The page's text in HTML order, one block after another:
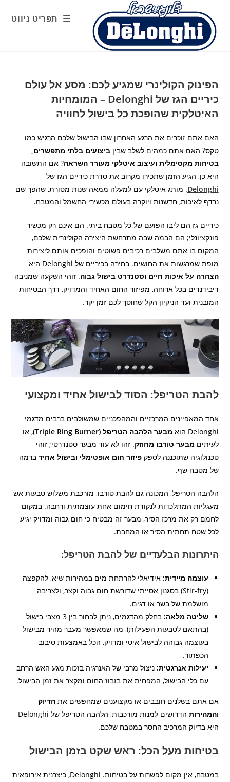
content
תפריט ניווט
הפינוק הקולינרי שמגיע לכם: מסע אל עולם
כיריים הגז של Delonghi – המומחיות
האיטלקית שהופכת כל בישול לחוויה
האם אתם זוכרים את הרגע האחרון שבו הבישול שלכם הרגיש כמו
טקס? האם אתם כמהים לשלב שביןביצועים בלתי מתפשרים,
בטיחות מקסימלית ועיצוב איטלקי מעורר השראה? אם התשובה
היא כן, הגיע הזמן שתכירו מקרוב את סדרת כיריים הגז של
Delonghi. מותג איטלקי עם למעלה ממאה שנות מסורת, שהפך שם
נרדף לאיכות, חדשנות ויוקרה בעולם מכשירי החשמל והמטבח.
כיריים גז הם ליבו הפועם של כל מטבח ביתי. הם אינם רק מכשיר
פונקציונלי; הם הבמה שבה מתרחשת היצירה הקולינרית שלכם,
המקום בו אתם משלבים רכיבים פשוטים והופכים אותם ליצירות
מופת שמרגשות את החושים. בחירה בכיריים של Delonghi היא
הצהרה על איכות חיים וסטנדרט בישול גבוה. זוהי השקעה שמניבה
דיבידנדים בכל ארוחה, מפיזור החום האחיד והמדויק, דרך הבטיחות
המובנית ועד הניקיון הקל שחוסך לכם זמן יקר.
להבת הטריפל: הסוד לבישול אחיד ומקצועי
אחד המאפיינים המרכזיים והמהפכניים שמשולבים ברבים מדגמי
Delonghi הוא
מבער הלהבה הטריפל (Triple Ring Burner)
, או
לעיתים מבער טורבו מחוזק. זהו לא עוד מבער סטנדרטי; זוהי
טכנולוגיה שתוכננה לספקפיזור חום אופטימלי ובישול אחיד ברמה
של מטבח שף.
הלהבה הטריפל, המכונה גם להבת טורבו, מורכבת משלוש טבעות אש
מעגליות המתלכדות לנקודת חימום אחת עוצמתית ורחבה. במקום
לחמם רק את מרכז הסיר, מבער זה מבטיח כי חום גבוה ומדויק יגיע
לכל שטח תחתית הסיר או המחבת.
היתרונות הבלעדיים של להבת הטריפל:
עוצמה מיידית: אידיאלי להרתחת מים במהירות שיא, להקפצה
(Stir-fry) בסגנון אסייתי שדורשת חום גבוה וקצר, ולצריבה
מושלמת של בשר או דגים.
שליטה מלאה:
בחלק מהדגמים, ניתן לבחור בין 3 מצבי בישול
(בהתאם לטבעות הפעילות), מה שמאפשר מעבר מהיר מבישול
בעוצמה גבוהה לבישול איטי ומדויק, הכל באמצעות סיבוב
הכפתור.
יעילות אנרגטית: ניצול מרבי של האנרגיה בזכות מגע האש הרחב
עם כלי הבישול, המפחית את בזבוז החום ומקצר את זמן הבישול.
אם אתם בשלנים חובבים או מקצוענים שמחפשים אתהדיוק
והמהירות
הדרושים למנות מורכבות, הלהבה הטריפל של Delonghi
היא בדיוק המרכיב החסר במטבח שלכם.
בטיחות מעל הכל: ראש שקט בזמן הבישול
במטבח, אין מקום לפשרות על בטיחות. Delonghi, כיצרנית אירופאית